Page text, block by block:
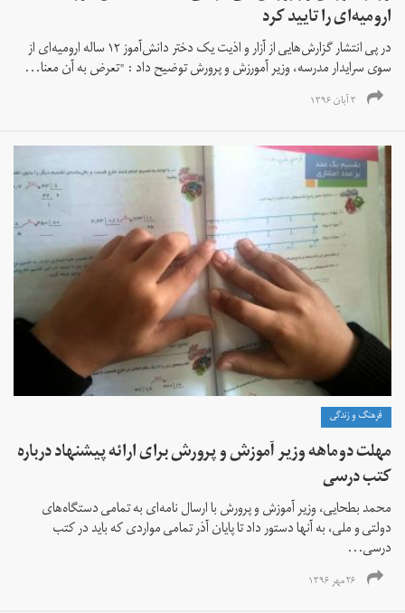
ارومیه‌ای را تایید کرد
در پی انتشار گزارش‌هایی از آزار و اذیت یک دختر دانش‌آموز ۱۲ ساله ارومیه‌ای از
سوی سرایدار مدرسه‌،‌ وزیر آمورزش و پرورش توضیح داد : "تعرض به آن معنا...
۳ آبان ۱۳۹۶
فرهنگ و زندگی
مهلت دوماهه وزیر آموزش و پرورش برای ارائه پیشنهاد درباره
کتب درسی
محمد بطحایی، وزیر آموزش و پرورش با ارسال نامه‌ای به تمامی دستگاه‌های
دولتی و ملی، به آنها دستور داد تا پایان آذر تمامی مواردی که باید در کتب
درسی...
۲۶ مهر ۱۳۹۶